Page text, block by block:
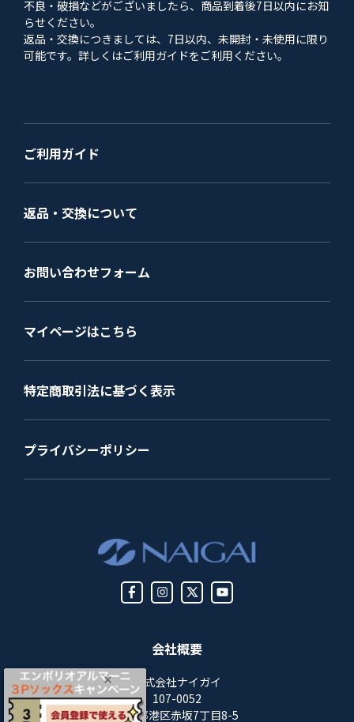
会社概要
株式会社ナイガイ
107-0052
東京都港区赤坂7丁目8-5
不良・破損などがございましたら、商品到着後7日以内にお知
らせください。
返品・交換につきましては、7日以内、未開封・未使用に限り
可能です。詳しくはご利用ガイドをご利用ください。
ご利用ガイド
返品・交換について
お問い合わせフォーム
マイページはこちら
特定商取引法に基づく表示
プライバシーポリシー